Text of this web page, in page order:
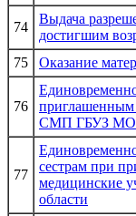
74
Выдача
достигшим
75
Оказание
76
приглашенным
СМП ГБУЗ
77
сестрам при
медицинские
области